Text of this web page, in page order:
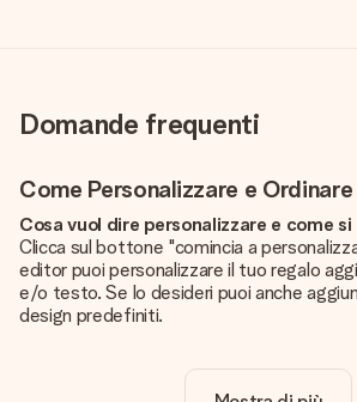
Domande frequenti
Come Personalizzare e
Cosa vuol dire personalizzare e come
Clicca sul bottone "comincia a
editor puoi personalizzare il tuo regalo
e/o testo. Se lo desideri puoi anche
design predefiniti.
Certo! Il prezzo mostrato include sempre